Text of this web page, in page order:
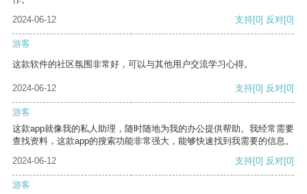
2024-06-12
支持[0] 反对[0]
游客
这款软件的社区氛围非常好，可以与其他用户交流学习心得。
2024-06-12 支持[0] 反对[0]
游客
这款app就像我的私人助理，随时随地为我的办公提供帮助。我经常需要
查找资料，这款app的搜索功能非常强大，能够快速找到我需要的信息。
2024-06-12
支持[0] 反对[0]
游客